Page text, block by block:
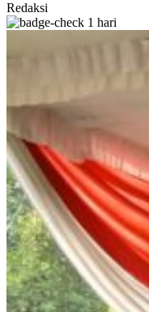
Redaksi
1 hari